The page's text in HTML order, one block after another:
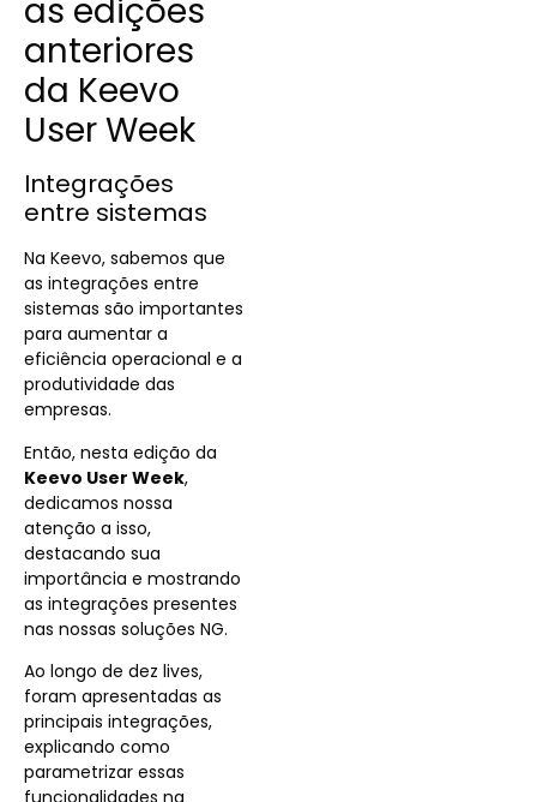
as edições
anteriores
da Keevo
User Week
Integrações
entre sistemas
Na Keevo, sabemos que
as integrações entre
sistemas são importantes
para aumentar a
eficiência operacional e a
produtividade das
empresas.
Então, nesta edição da
Keevo User Week,
dedicamos nossa
atenção a isso,
destacando sua
importância e mostrando
as integrações presentes
nas nossas soluções NG.
Ao longo de dez lives,
foram apresentadas as
principais integrações,
explicando como
parametrizar essas